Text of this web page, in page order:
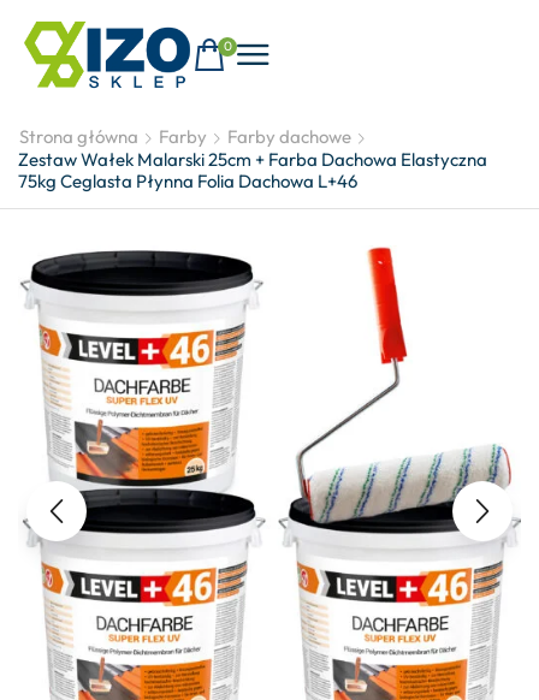
0
Strona główna Farby
Farby dachowe
Zestaw Wałek Malarski 25cm + Farba Dachowa Elastyczna
75kg Ceglasta Płynna Folia Dachowa L+46